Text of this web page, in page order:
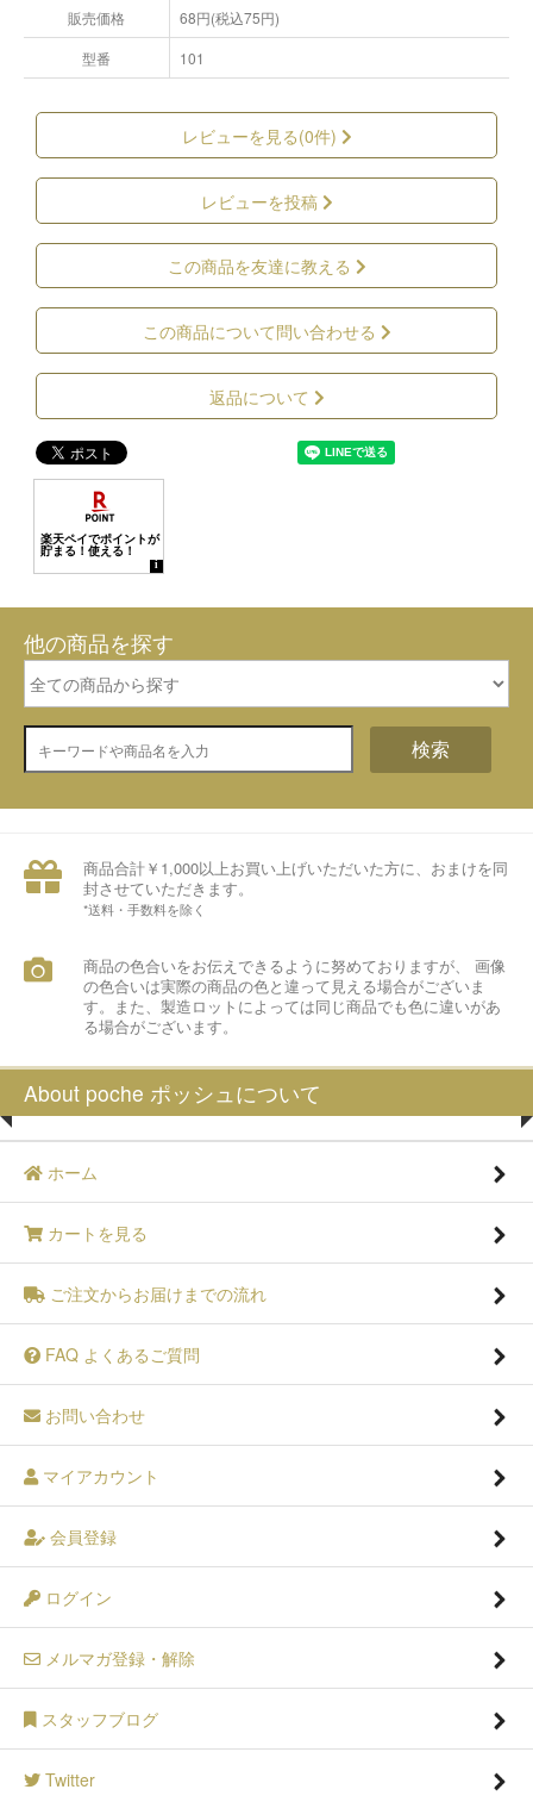
販売価格
68円(税込75円)
型番
101
レビューを見る(0件)
レビューを投稿
この商品を友達に教える
この商品について問い合わせる
返品について
他の商品を探す
検索
商品合計￥1,000以上お買い上げいただいた方に、おまけを同
封させていただきます。
*送料・手数料を除く
商品の色合いをお伝えできるように努めておりますが、 画像
の色合いは実際の商品の色と違って見える場合がございま
す。また、製造ロットによっては同じ商品でも色に違いがあ
る場合がございます。
About poche ポッシュについて
ホーム
カートを見る
ご注文からお届けまでの流れ
FAQ よくあるご質問
お問い合わせ
マイアカウント
会員登録
ログイン
メルマガ登録・解除
スタッフブログ
Twitter